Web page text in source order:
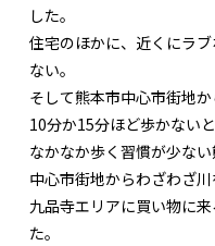
した。
住宅のほかに、近くにラ
ない。
そして熊本市中心市街地か
10分か15分ほど歩かない
なかなか歩く習慣が少な
中心市街地からわざわざ川
九品寺エリアに買い物に
た。